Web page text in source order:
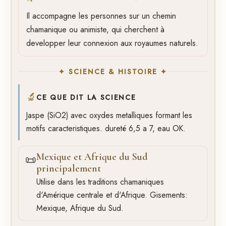
Il accompagne les personnes sur un chemin
chamanique ou animiste, qui cherchent à
developper leur connexion aux royaumes naturels.
✦ SCIENCE & HISTOIRE ✦
🔬 CE QUE DIT LA SCIENCE
Jaspe (SiO2) avec oxydes metalliques formant les
motifs caracteristiques. dureté 6,5 a 7, eau OK.
📜Mexique et Afrique du Sud
principalement
Utilise dans les traditions chamaniques
d'Amérique centrale et d'Afrique. Gisements:
Mexique, Afrique du Sud.